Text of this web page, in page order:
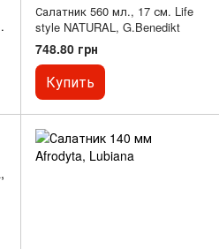
Салатник 560 мл., 17 см. Life
style NATURAL, G.Benedikt
748.80 грн
Купить